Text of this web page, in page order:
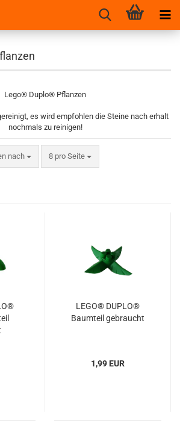
Lego® Duplo® Pflanzen
es wird empfohlen die Steine nach erhalt
nochmals zu reinigen!
nach
nach 8 pro Seite
pro Seite
LEGO® DUPLO®
Baumteil gebraucht
1,99 EUR